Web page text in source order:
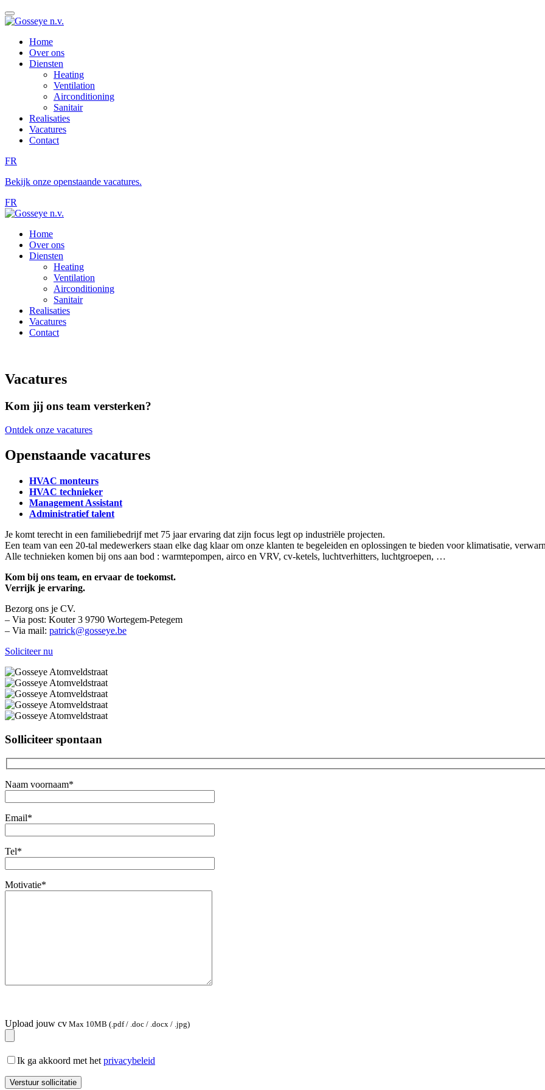
Home
Over ons
Diensten
Heating
Ventilation
Airconditioning
Sanitair
Realisaties
Vacatures
Contact
FR
Bekijk onze openstaande vacatures.
FR
Home
Over ons
Diensten
Heating
Ventilation
Airconditioning
Sanitair
Realisaties
Vacatures
Contact
Vacatures
Kom jij ons team versterken?
Ontdek onze vacatures
Openstaande vacatures
HVAC monteurs
HVAC technieker
Management Assistant
Administratief talent
Je komt terecht in een familiebedrijf met 75 jaar ervaring dat zijn focus legt op industriële projecten.
Een team van een 20-tal medewerkers staan elke dag klaar om onze klanten te begeleiden en oplossingen te bieden voor klimatisatie,
Alle technieken komen bij ons aan bod : warmtepompen, airco en VRV, cv-ketels, luchtverhitters, luchtgroepen, …
Kom bij ons team, en ervaar de toekomst.
Verrijk je ervaring.
Bezorg ons je CV.
– Via post: Kouter 3 9790 Wortegem-Petegem
– Via mail: patrick@gosseye.be
Soliciteer nu
Solliciteer spontaan
Naam voornaam*
Email*
Tel*
Motivatie*
Upload jouw cv Max 10MB (.pdf / .doc / .docx / .jpg)
Ik ga akkoord met het privacybeleid